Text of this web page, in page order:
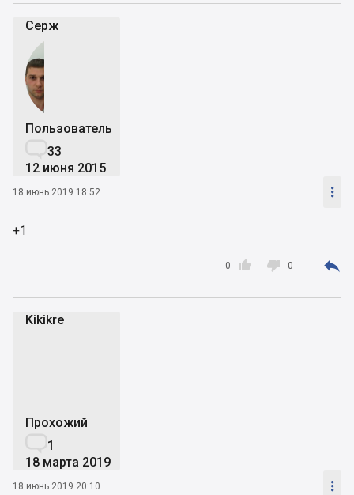
Серж
Пользователь
33
12 июня 2015
18 июнь 2019 18:52 
+1

0  0 
Kikikre
Прохожий
1
18 марта 2019
18 июнь 2019 20:10 